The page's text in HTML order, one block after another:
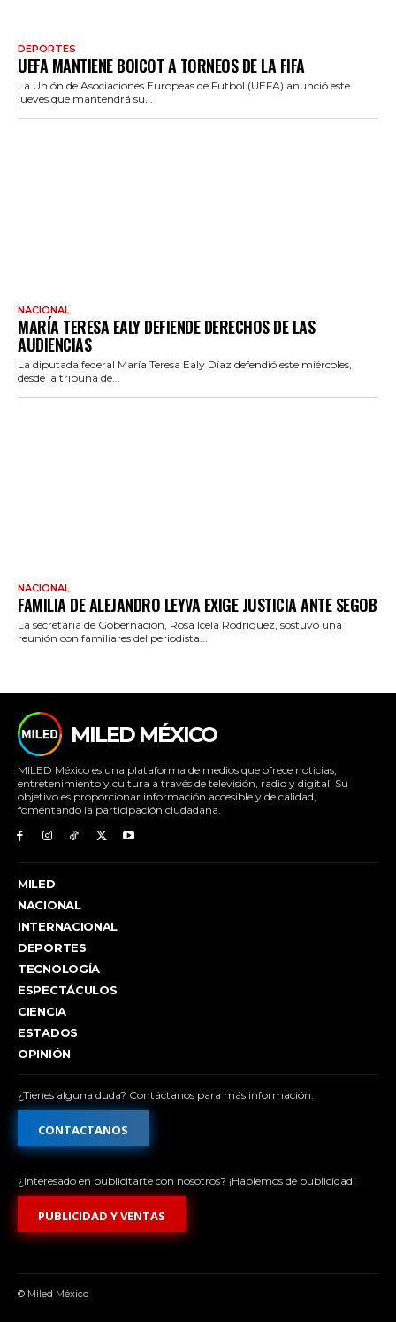
DEPORTES
UEFA MANTIENE BOICOT A TORNEOS DE LA FIFA
La Unión de Asociaciones Europeas de Futbol (UEFA) anunció este
jueves que mantendrá su...
NACIONAL
MARÍA TERESA EALY DEFIENDE DERECHOS DE LAS
AUDIENCIAS
La diputada federal María Teresa Ealy Díaz defendió este miércoles,
desde la tribuna de...
NACIONAL
FAMILIA DE ALEJANDRO LEYVA EXIGE JUSTICIA ANTE SEGOB
La secretaria de Gobernación, Rosa Icela Rodríguez, sostuvo una
reunión con familiares del periodista...
MILED MÉXICO
MILED México es una plataforma de medios que ofrece noticias,
entretenimiento y cultura a través de televisión, radio y digital. Su
objetivo es proporcionar información accesible y de calidad,
fomentando la participación ciudadana.
MILED
NACIONAL
INTERNACIONAL
DEPORTES
TECNOLOGÍA
ESPECTÁCULOS
CIENCIA
ESTADOS
OPINIÓN
¿Tienes alguna duda? Contáctanos para más información.
CONTACTANOS
¿Interesado en publicitarte con nosotros? ¡Hablemos de publicidad!
PUBLICIDAD Y VENTAS
© Miled México